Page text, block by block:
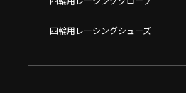
四輪用レーシングシューズ